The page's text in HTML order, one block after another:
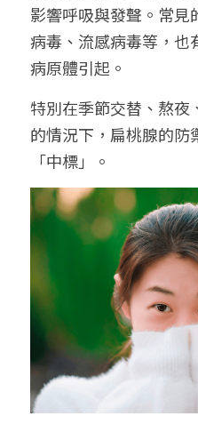
影響呼吸與發聲。常見
病毒、流感病毒等，也
病原體引起。
特別在季節交替、熬夜
的情況下，扁桃腺的防
「中標」。